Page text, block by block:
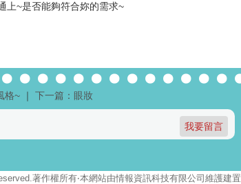
上~是否能夠符合妳的需求~
格~ ｜ 下一篇：眼妝
著作權所有‧本網站由情報資訊科技有限公司維護建置